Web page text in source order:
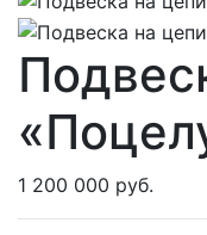
1 200 000 руб.